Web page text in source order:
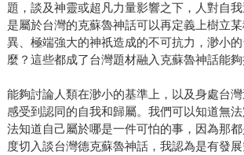
題，談及神靈或超凡力量影響之下，人對自我
是屬於台灣的克蘇魯神話可以再定義上樹立
異、極端強大的神祇造成的不可抗力，渺小
麼？這些都成了台灣題材融入克蘇魯神話能夠
能夠討論人類在渺小的基準上，以及身處台
感受到認同的自我和歸屬。我們可以知道無
法知道自己屬於哪是一件可怕的事，因為那
度切入談台灣德克蘇魯神話，我認為是有發展